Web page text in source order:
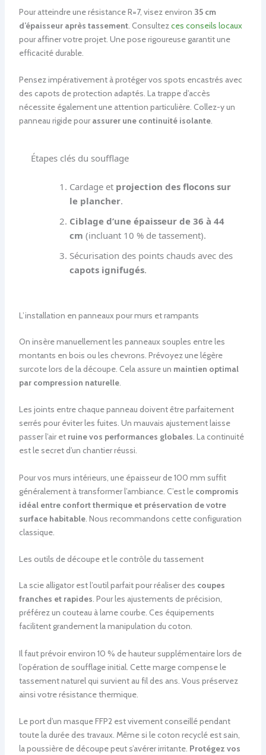
Pour atteindre une résistance R=7, visez environ 35 cm
d’épaisseur après tassement. Consultezces conseils locaux
pour affiner votre projet. Une pose rigoureuse garantit une
efficacité durable.
Pensez impérativement à protéger vos spots encastrés avec
des capots de protection adaptés. La trappe d’accès
nécessite également une attention particulière. Collez-y un
panneau rigide pour assurer une continuité isolante.
Étapes clés du soufflage
Cardage et projection des flocons sur
le plancher.
Ciblage d’une épaisseur de 36 à 44
cm (incluant 10 % de tassement).
Sécurisation des points chauds avec des
capots ignifugés.
L’installation en panneaux pour murs et rampants
On insère manuellement les panneaux souples entre les
montants en bois ou les chevrons. Prévoyez une légère
surcote lors de la découpe. Cela assure un maintien optimal
par compression naturelle.
Les joints entre chaque panneau doivent être parfaitement
serrés pour éviter les fuites. Un mauvais ajustement laisse
passer l’air et ruine vos performances globales. La continuité
est le secret d’un chantier réussi.
Pour vos murs intérieurs, une épaisseur de 100 mm suffit
généralement à transformer l’ambiance. C’est le compromis
idéal entre confort thermique et préservation de votre
surface habitable. Nous recommandons cette configuration
classique.
Les outils de découpe et le contrôle du tassement
La scie alligator est l’outil parfait pour réaliser des coupes
franches et rapides. Pour les ajustements de précision,
préférez un couteau à lame courbe. Ces équipements
facilitent grandement la manipulation du coton.
Il faut prévoir environ 10 % de hauteur supplémentaire lors de
l’opération de soufflage initial. Cette marge compense le
tassement naturel qui survient au fil des ans. Vous préservez
ainsi votre résistance thermique.
Le port d’un masque FFP2 est vivement conseillé pendant
toute la durée des travaux. Même si le coton recyclé est sain,
la poussière de découpe peut s’avérer irritante. Protégez vos